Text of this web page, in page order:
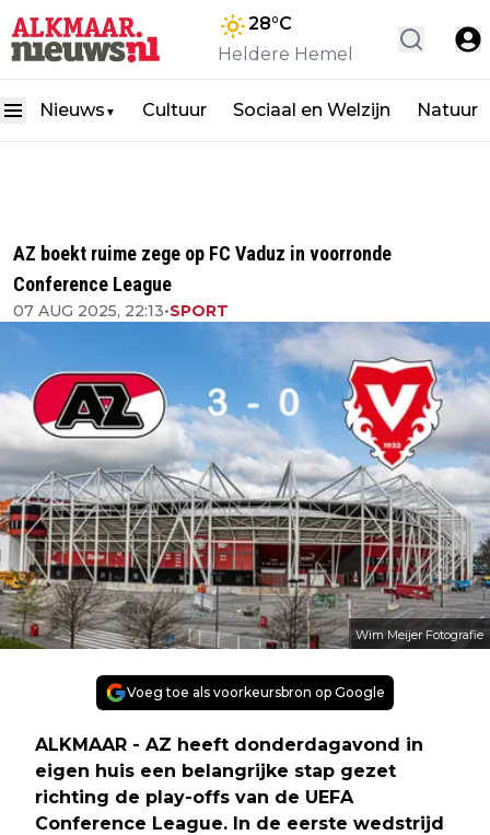
28°C
Heldere Hemel
Nieuws ▼ Cultuur Sociaal en Welzijn Natuur
AZ boekt ruime zege op FC Vaduz in voorronde
Conference League
07 AUG 2025, 22:13•SPORT
Wim Meijer Fotografie
Voeg toe als voorkeursbron op Google
ALKMAAR - AZ heeft donderdagavond in
eigen huis een belangrijke stap gezet
richting de play-offs van de UEFA
Conference League. In de eerste wedstrijd